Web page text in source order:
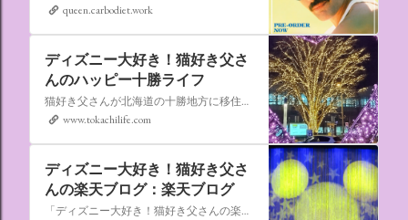
queen.carbodiet.work
ディズニー大好き！猫好き父さ
んのハッピー十勝ライフ
猫好き父さんが北海道の十勝地方に移住しました。なれない北海道の暮らしについてお伝えします。
www.tokachilife.com
ディズニー大好き！猫好き父さ
んの楽天ブログ：楽天ブログ
「ディズニー大好き！猫好き父さんの楽天ブログ」にようこそ！ いろんなブログサービスが廃止になるなか満を持して楽天ブログをはじめようと思います。 よろしくお願いいたします。